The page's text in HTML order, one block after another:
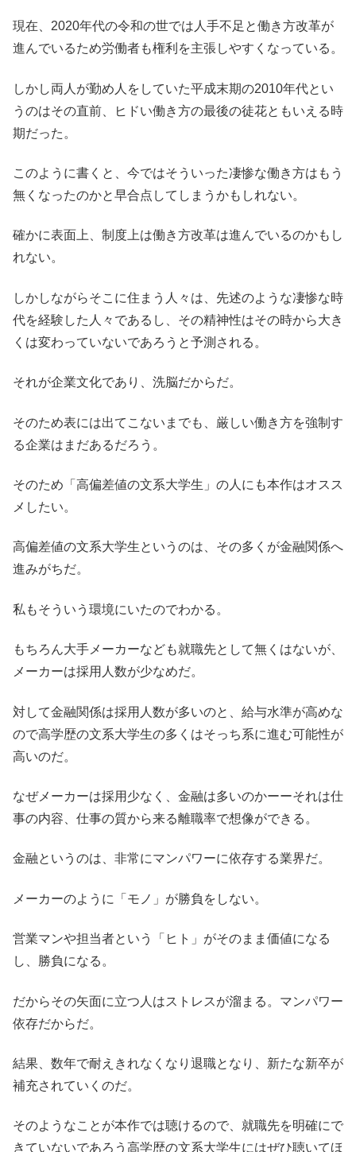
現在、 2020年代の令和の世では人手不足と働き方改革が
進んでいるため労働者も権利を主張しやすくなっている。
しかし両人が勤め人をしていた平成末期の2010年代とい
うのはその直前、ヒドい働き方の最後の徒花ともいえる時
期だった。
このように書くと、今ではそういった凄惨な働き方はもう
無くなったのかと早合点してしまうかもしれない。
確かに表面上、制度上は働き方改革は進んでいるのかもし
れない。
しかしながらそこに住まう人々は、先述のような凄惨な時
代を経験した人々であるし、その精神性はその時から大き
くは変わっていないであろうと予測される。
それが企業文化であり、洗脳だからだ。
そのため表には出てこないまでも、厳しい働き方を強制す
る企業はまだあるだろう。
そのため「高偏差値の文系大学生」の人にも本作はオスス
メしたい。
高偏差値の文系大学生というのは、その多くが金融関係へ
進みがちだ。
私もそういう環境にいたのでわかる。
もちろん大手メーカーなども就職先として無くはないが、
メーカーは採用人数が少なめだ。
対して金融関係は採用人数が多いのと、給与水準が高めな
ので高学歴の文系大学生の多くはそっち系に進む可能性が
高いのだ。
なぜメーカーは採用少なく、金融は多いのかーーそれは仕
事の内容、仕事の質から来る離職率で想像ができる。
金融というのは、非常にマンパワーに依存する業界だ。
メーカーのように「モノ」が勝負をしない。
営業マンや担当者という「ヒト」がそのまま価値になる
し、勝負になる。
だからその矢面に立つ人はストレスが溜まる。マンパワー
依存だからだ。
結果、数年で耐えきれなくなり退職となり、新たな新卒が
補充されていくのだ。
そのようなことが本作では聴けるので、就職先を明確にで
きていないであろう高学歴の文系大学生にはぜひ聴いてほ